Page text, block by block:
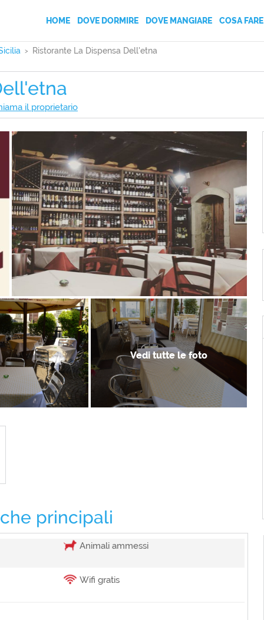
HOME DOVE DORMIRE
AGRITURISMI
CASE VACANZA
HOTEL
VILLAGGI TURISTICI
DOVE MANGIARE COSA FARE
Ristorante La Dispensa Dell'etna
il proprietario
Vedi tutte le foto
principali
Animali ammessi
Wifi gratis